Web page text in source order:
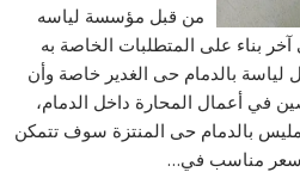
من قبل مؤسسة لياسه
بناء على المتطلبات الخاصة به
لياسة بالدمام حى الغدير خاصة وأن
في أعمال المحارة داخل الدمام،
بالدمام حى المنتزة سوف تتمكن
مناسب في…